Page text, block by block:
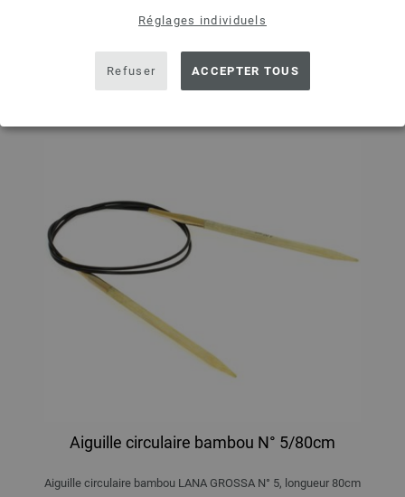
Réglages individuels
Refuser ACCEPTER TOUS
Ajouter à liste d'envies
Aiguille circulaire bambou N° 5/80cm
Aiguille circulaire bambou LANA GROSSA N° 5, longueur 80cm